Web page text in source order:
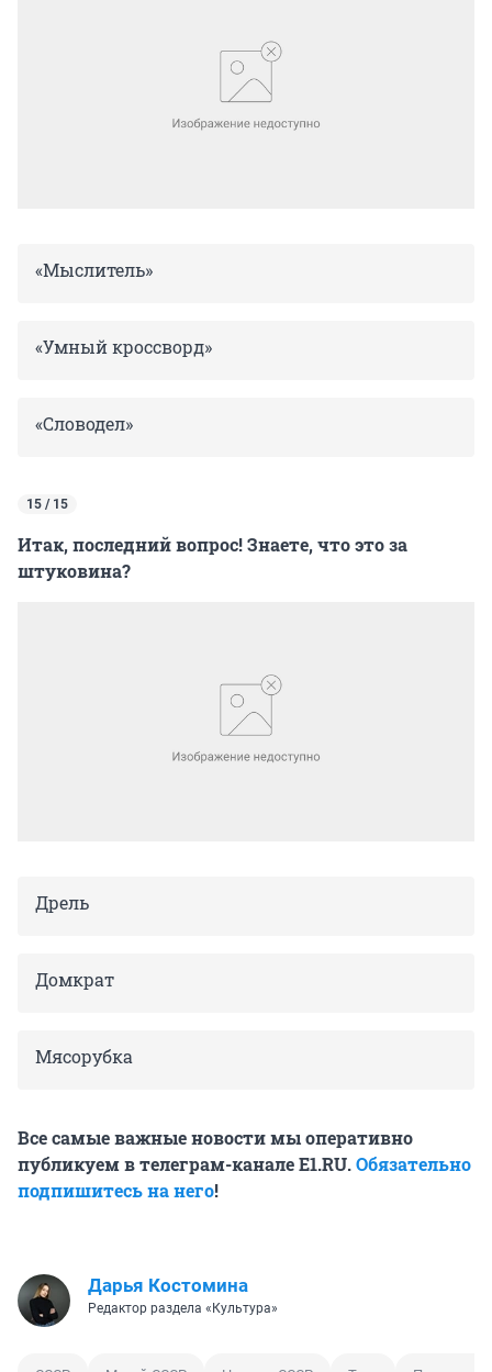
«Мыслитель»
«Умный кроссворд»
«Словодел»
15 / 15
Итак, последний вопрос! Знаете, что это за
штуковина?
Дрель
Домкрат
Мясорубка
Все самые важные новости мы оперативно
публикуем в телеграм-канале E1.RU.Обязательно
подпишитесь на него!
Дарья Костомина
Редактор раздела «Культура»